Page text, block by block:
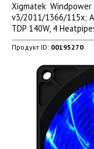
Xigmatek
v3/2011/1366/115x;
TDP 140W, 4
Продукт ID: 00195270